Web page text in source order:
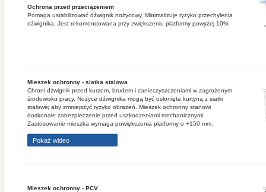
Ochrona przed przeciążeniem
Pomaga ustabilizować dźwignik nożycowy. Minimalizuje ryzyko przechylenia
dźwignika. Jest rekomendowana przy zwiększeniu platformy powyżej 10%
Mieszek ochronny - siatka stalowa
Chroni dźwignik przed kurzem, brudem i zanieczyszczeniami w zagrożonym
środowisku pracy. Nożyce dźwignika mogą być osłonięte kurtyną z siatki
stalowej aby zmniejszyć ryzyko obrażeń. Mieszek ochronny stanowi
doskonałe zabezpieczenie przed uszkodzeniami mechanicznymi.
Zastosowanie mieszka wymaga powiększenia platformy o +150 mm.
Pokaż wideo
Mieszek ochronny - PCV